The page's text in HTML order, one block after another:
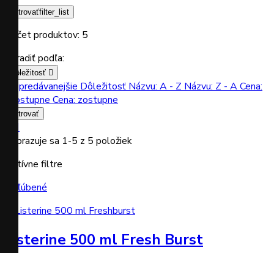
Filtrovaťfilter_list
Počet produktov: 5
Zoradiť podľa:
Dôležitosť 
Najpredávanejšie Dôležitosť Názvu: A - Z Názvu: Z - ACena:
vzostupne Cena: zostupne
Filtrovať
Zobrazuje sa 1-5 z 5 položiek
Aktívne filtre
Obľúbené
Listerine 500 ml Fresh Burst